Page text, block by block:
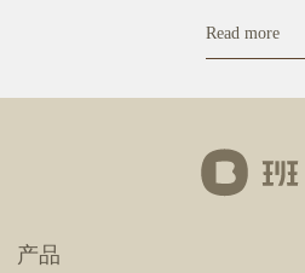
Read more
产品